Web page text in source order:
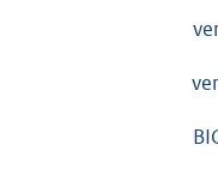
verder te
BIG